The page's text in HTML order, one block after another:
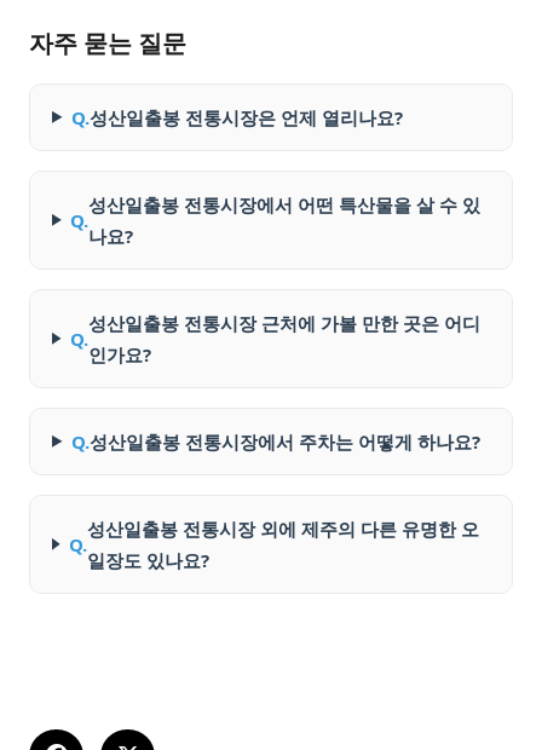
자주 묻는 질문
Q.성산일출봉 전통시장은 언제 열리나요?
Q.
성산일출봉 전통시장에서 어떤 특산물을 살 수 있
나요?
Q.
성산일출봉 전통시장 근처에 가볼 만한 곳은 어디
인가요?
Q.성산일출봉 전통시장에서 주차는 어떻게 하나요?
Q.
성산일출봉 전통시장 외에 제주의 다른 유명한 오
일장도 있나요?